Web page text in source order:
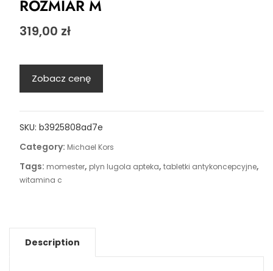
ROZMIAR M
319,00 zł
Zobacz cenę
SKU: b3925808ad7e
Category: Michael Kors
Tags: momester, plyn lugola apteka, tabletki antykoncepcyjne,
witamina c
Description